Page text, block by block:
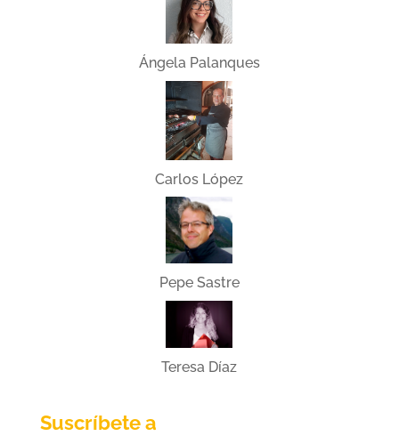
Ángela Palanques
Carlos López
Pepe Sastre
Teresa Díaz
Suscríbete a